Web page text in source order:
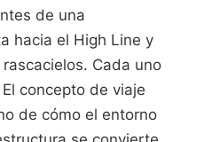
de una
hacia el High Line y
Cada uno
concepto de viaje
de cómo el entorno